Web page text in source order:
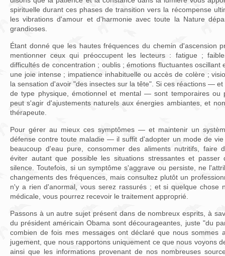
spirituelle durant ces phases de transition vers la récompense
les vibrations d'amour et d'harmonie avec toute la Nature
grandioses.
Étant donné que les hautes fréquences du chemin d'ascension
mentionner ceux qui préoccupent les lecteurs : fatigue ;
difficultés de concentration ; oublis ; émotions fluctuantes oscillant
une joie intense ; impatience inhabituelle ou accès de colère ;
la sensation d'avoir "des insectes sur la tête". Si ces réactions — et
de type physique, émotionnel et mental — sont temporaires ou
peut s'agir d'ajustements naturels aux énergies ambiantes, et
thérapeute.
Pour gérer au mieux ces symptômes — et maintenir un
défense contre toute maladie — il suffit d'adopter un mode de
beaucoup d'eau pure, consommer des aliments nutritifs, faire
éviter autant que possible les situations stressantes et passer
silence. Toutefois, si un symptôme s'aggrave ou persiste, ne
changements des fréquences, mais consultez plutôt un
n'y a rien d'anormal, vous serez rassurés ; et si quelque chose
médicale, vous pourrez recevoir le traitement approprié.
Passons à un autre sujet présent dans de nombreux esprits, à
du président américain Obama sont décourageantes, juste "du
combien de fois mes messages ont déclaré que nous sommes
jugement, que nous rapportons uniquement ce que nous voyons
ainsi que les informations provenant de nos nombreuses